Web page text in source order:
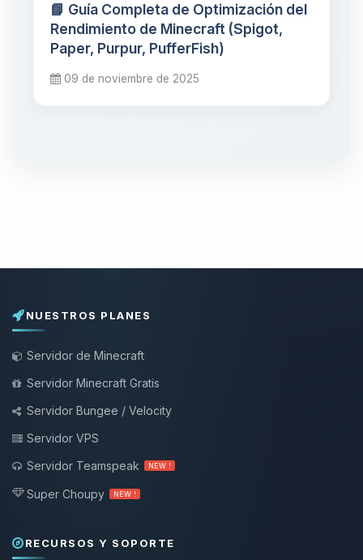
📘 Guía Completa de Optimización del
Rendimiento de Minecraft (Spigot,
Paper, Purpur, PufferFish)
09 de noviembre de 2025
NUESTROS PLANES
Servidor de Minecraft
Servidor Minecraft Gratis
Servidor Bungee / Velocity
Servidor VPS
Servidor Teamspeak
NEW !
Super Choupy NEW !
RECURSOS Y SOPORTE